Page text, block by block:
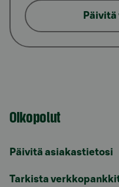
Oikopolut
Päivitä asiakastietosi
Tarkista